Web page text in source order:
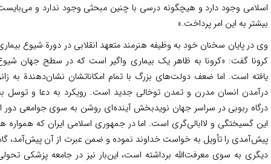
وجود دارد و هیچگونه درسی با چنین مبحثی وجود ندارد و می‌بایست
به این امر پرداخت.»
در پایان سخنان خود به وظیفه هنرمند متعهد انقلابی در دورة شیوع بیماری
گفت: «کرونا به ظاهر یک بیماری واگیر است که در سطح جهان شیوع
است. اما ضعف دولت‌های بزرگ با تمام امکاناتشان نشان‌دهندة به زانو
انسان مدرن و تمدن توخالی جدید است. رویکرد به دعا و توسل به
ربوبی در سراسر جهان نویدبخش آینده‌ای روشن به سوی جوامعی دور از
گسیختگی و لاابالی‌گری است. اما در جمهوری اسلامی ایران که همواره هر
را تأویل به خواست خداوند نموده و ضمن عبرت از آن پیش‌آمد، گام
به سوی معرفت‌الله برداشته است، این‌بار نیز در جامعه پزشکی تحولی